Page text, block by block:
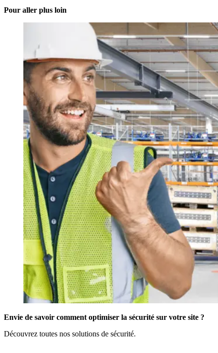
Pour aller plus loin
Envie de savoir comment optimiser la sécurité sur votre site ?
Découvrez toutes nos solutions de sécurité.